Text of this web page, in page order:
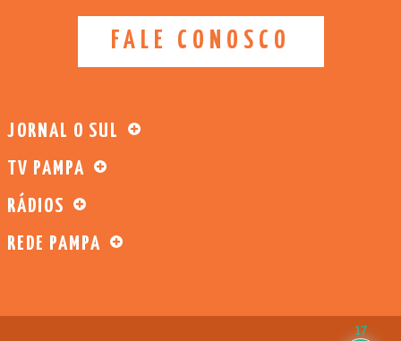
FALE CONOSCO
JORNAL O SUL
TV PAMPA
RÁDIOS
REDE PAMPA
17